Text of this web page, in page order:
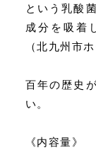
という乳酸
成分を吸着
（北九州市
百年の歴史
い。
《内容量》